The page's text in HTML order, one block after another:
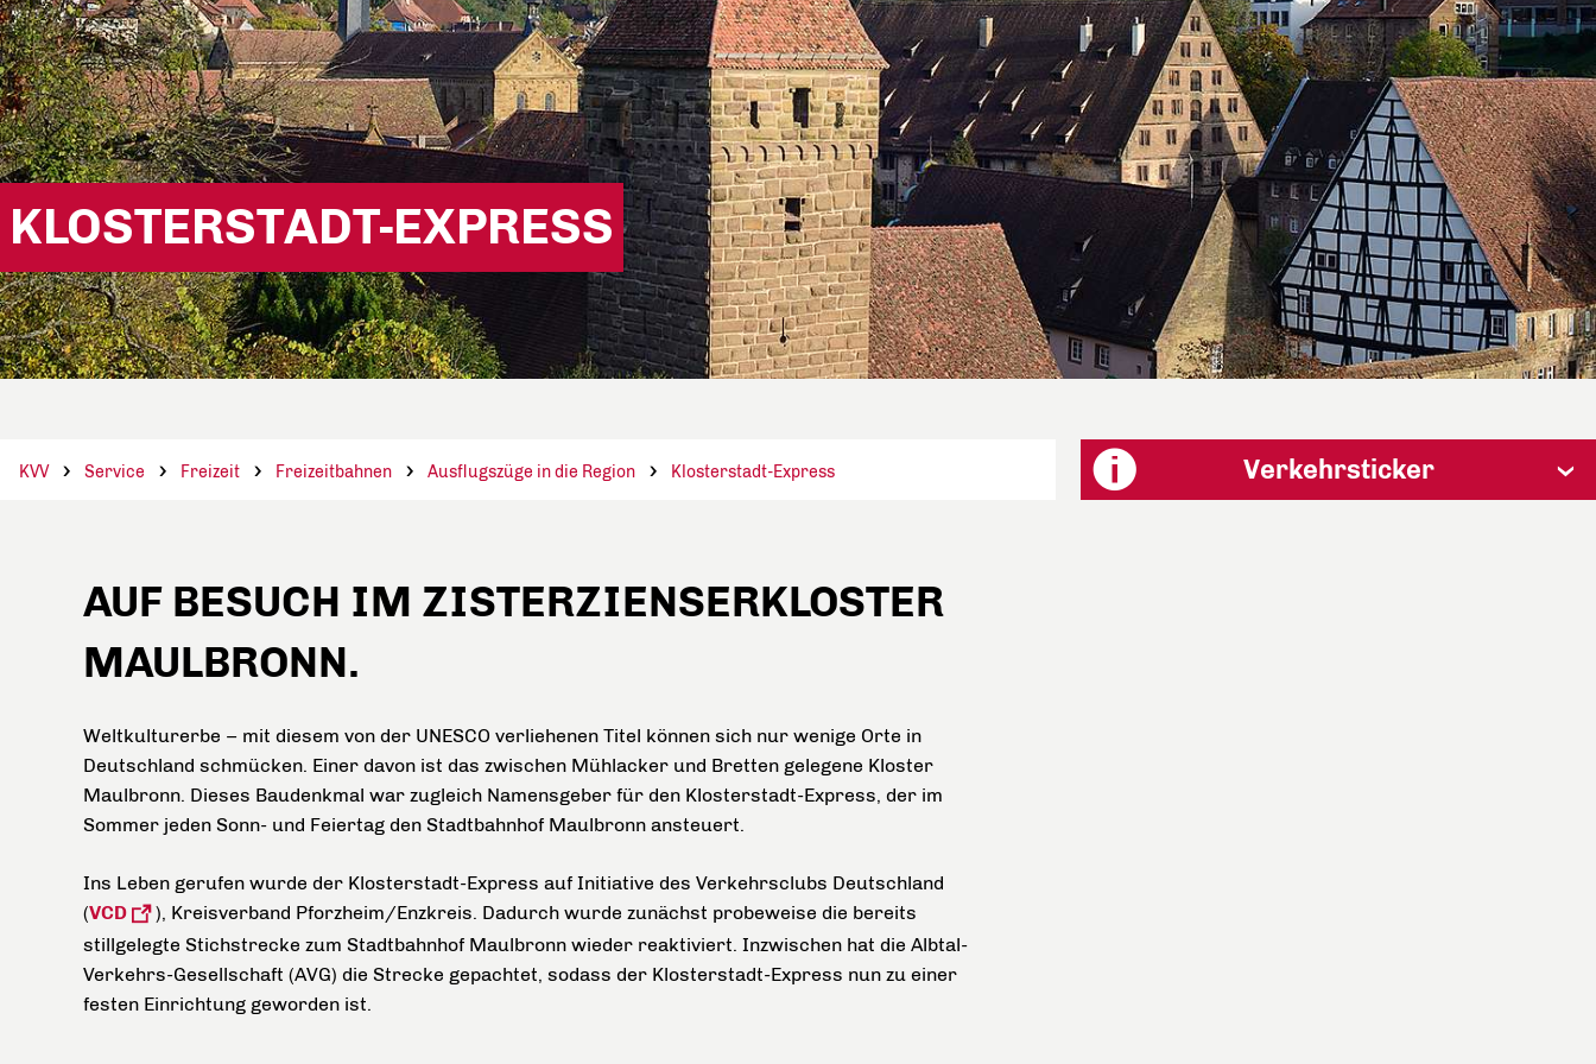
KLOSTERSTADT-EXPRESS
KVV Service Freizeit Freizeitbahnen Ausflugszüge in die Region Klosterstadt-Express
AUF BESUCH IM ZISTERZIENSERKLOSTER
MAULBRONN.
Weltkulturerbe – mit diesem von der UNESCO verliehenen Titel können sich nur wenige Orte in
Deutschland schmücken. Einer davon ist das zwischen Mühlacker und Bretten gelegene Kloster
Maulbronn. Dieses Baudenkmal war zugleich Namensgeber für den Klosterstadt-Express, der im
Sommer jeden Sonn- und Feiertag den Stadtbahnhof Maulbronn ansteuert.
Ins Leben gerufen wurde der Klosterstadt-Express auf Initiative des Verkehrsclubs Deutschland
(VCD
), Kreisverband Pforzheim/Enzkreis. Dadurch wurde zunächst probeweise die bereits
stillgelegte Stichstrecke zum Stadtbahnhof Maulbronn wieder reaktiviert. Inzwischen hat die Albtal-
Verkehrs-Gesellschaft (AVG) die Strecke gepachtet, sodass der Klosterstadt-Express nun zu einer
festen Einrichtung geworden ist.
Verkehrsticker